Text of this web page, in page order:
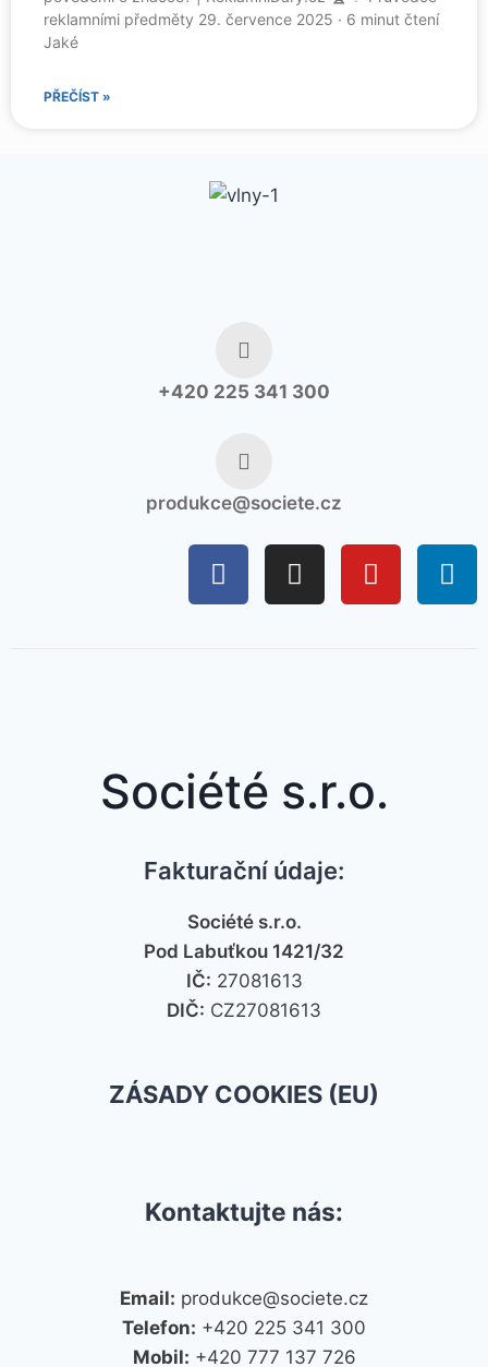
reklamními předměty 29. července 2025 · 6 minut čtení
Jaké
PŘEČÍST »
+420 225 341 300
produkce@societe.cz
Société s.r.o.
Fakturační údaje:
Société s.r.o.
Pod Labuťkou 1421/32
IČ: 27081613
DIČ: CZ27081613
ZÁSADY COOKIES (EU)
Kontaktujte nás:
Email: produkce@societe.cz
Telefon: +420 225 341 300
Mobil: +420 777 137 726